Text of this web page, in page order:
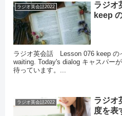
ラジオ英会話2022
ラジ
keep
ラジオ英会話 Lesson 076 keep の
waiting. Today's dialog キャスパー
待っています。...
ラジオ英会話2022
ラジ
度を表